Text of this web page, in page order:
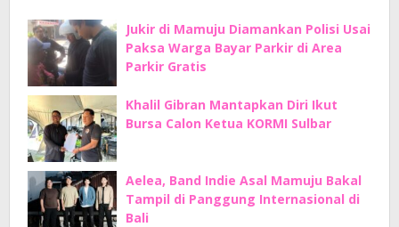
Jukir di Mamuju Diamankan Polisi Usai
Paksa Warga Bayar Parkir di Area
Parkir Gratis
Khalil Gibran Mantapkan Diri Ikut
Bursa Calon Ketua KORMI Sulbar
Aelea, Band Indie Asal Mamuju Bakal
Tampil di Panggung Internasional di
Bali